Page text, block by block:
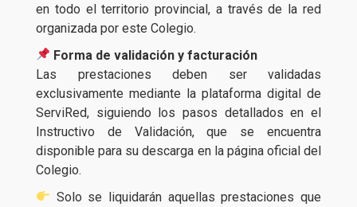
en todo el territorio provincial, a través de la red
organizada por este Colegio.
Forma de validación y facturación
Las prestaciones deben ser validadas
exclusivamente mediante la plataforma digital de
ServiRed, siguiendo los pasos detallados en el
Instructivo de Validación, que se encuentra
disponible para su descarga en la página oficial del
Colegio.
Solo se liquidarán aquellas prestaciones que